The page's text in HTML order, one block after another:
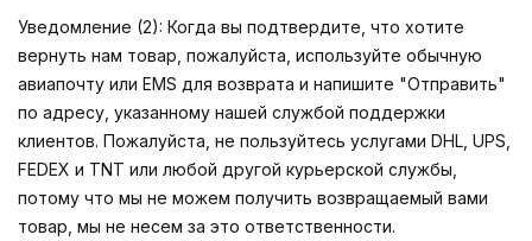
Уведомление (2): Когда вы подтвердите, что хотите
вернуть нам товар, пожалуйста, используйте обычную
авиапочту или EMS для возврата и напишите "Отправить"
по адресу, указанному нашей службой поддержки
клиентов. Пожалуйста, не пользуйтесь услугами DHL, UPS,
FEDEX и TNT или любой другой курьерской службы,
потому что мы не можем получить возвращаемый вами
товар, мы не несем за это ответственности.